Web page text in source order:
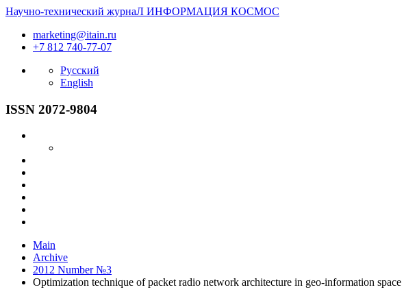
Научно-технический журнаЛ ИНФОРМАЦИЯ КОСМОС
marketing@itain.ru
+7 812 740-77-07
Русский
English
ISSN 2072-9804
Main
Archive
2012 Number №3
Optimization technique of packet radio network architecture in geo-information space